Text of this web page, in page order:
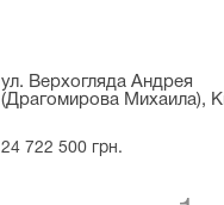
ул. Верхогляда Андрея
(Драгомирова Михаила),
24 722 500 грн.